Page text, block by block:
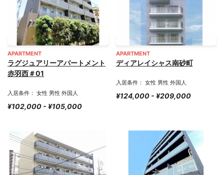
APARTMENT
ラグジュアリーアパートメント
赤羽西＃01
入居条件： 女性 男性 外国人
¥102,000 - ¥105,000
APARTMENT
ディアレイシャス南砂町
入居条件： 女性 男性 外国人
¥124,000 - ¥209,000